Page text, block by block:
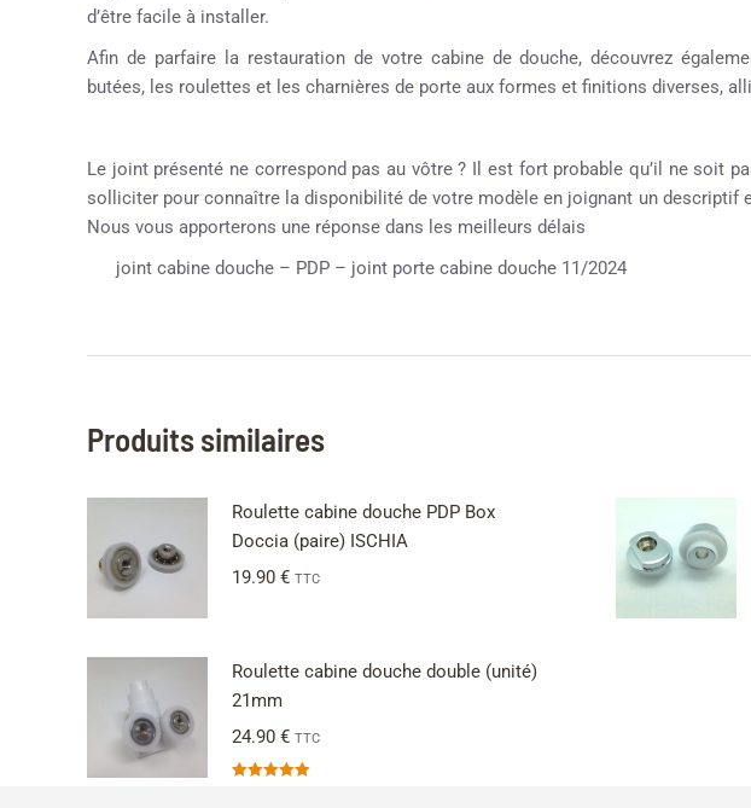
d’être facile à installer.
Afin de parfaire la restauration de votre cabine de douche, découvrez
butées, les roulettes et les charnières de porte aux formes et finitions diverses,
Le joint présenté ne correspond pas au vôtre ? Il est fort probable qu’il ne soit
solliciter pour connaître la disponibilité de votre modèle en joignant un descriptif
Nous vous apporterons une réponse dans les meilleurs délais
joint cabine douche – PDP – joint porte cabine douche 11/2024
Produits similaires
Roulette cabine douche PDP Box
Doccia (paire) ISCHIA
19.90 € TTC
Roulette cabine douche double (unité)
21mm
24.90 € TTC